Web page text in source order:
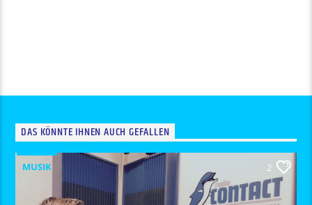
DAS KÖNNTE IHNEN AUCH GEFALLEN
MUSIK 2